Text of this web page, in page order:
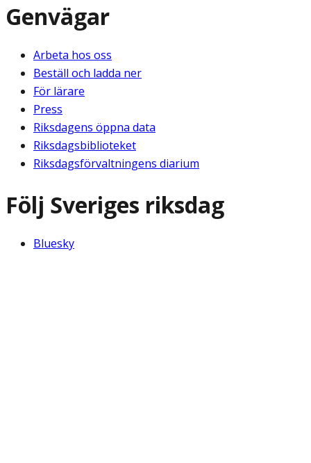
Genvägar
Arbeta hos oss
Beställ och ladda ner
För lärare
Press
Riksdagens öppna data
Riksdagsbiblioteket
Riksdagsförvaltningens diarium
Följ Sveriges riksdag
Bluesky